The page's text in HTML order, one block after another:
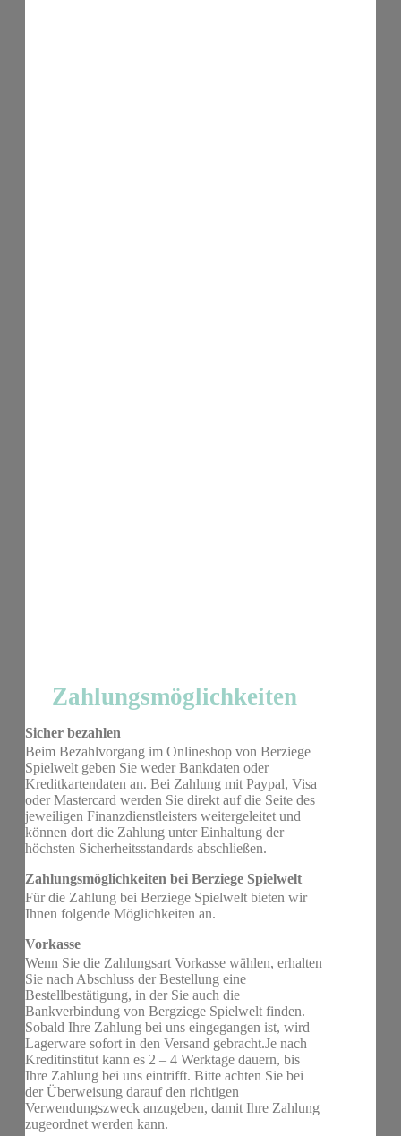
Zahlungsmöglichkeiten
Sicher bezahlen
Beim Bezahlvorgang im Onlineshop von Berziege
Spielwelt geben Sie weder Bankdaten oder
Kreditkartendaten an. Bei Zahlung mit Paypal, Visa
oder Mastercard werden Sie direkt auf die Seite des
jeweiligen Finanzdienstleisters weitergeleitet und
können dort die Zahlung unter Einhaltung der
höchsten Sicherheitsstandards abschließen.
Zahlungsmöglichkeiten bei Berziege Spielwelt
Für die Zahlung bei Berziege Spielwelt bieten wir
Ihnen folgende Möglichkeiten an.
Vorkasse
Wenn Sie die Zahlungsart Vorkasse wählen, erhalten
Sie nach Abschluss der Bestellung eine
Bestellbestätigung, in der Sie auch die
Bankverbindung von Bergziege Spielwelt finden.
Sobald Ihre Zahlung bei uns eingegangen ist, wird
Lagerware sofort in den Versand gebracht.Je nach
Kreditinstitut kann es 2 – 4 Werktage dauern, bis
Ihre Zahlung bei uns eintrifft. Bitte achten Sie bei
der Überweisung darauf den richtigen
Verwendungszweck anzugeben, damit Ihre Zahlung
zugeordnet werden kann.